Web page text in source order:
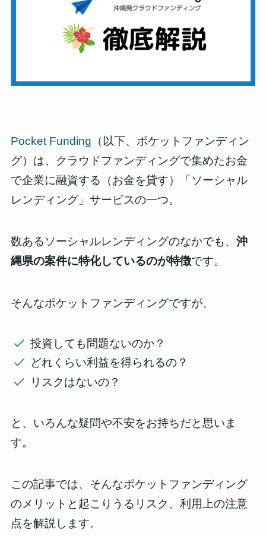
Pocket Funding （以下、ポケットファンディン
グ）は、クラウドファンディングで集めたお金
で企業に融資する（お金を貸す）「ソーシャル
レンディング」サービスの一つ。
数あるソーシャルレンディングのなかでも、 沖
縄県の案件に特化しているのが特徴です。
そんなポケットファンディングですが、
投資しても問題ないのか？
どれくらい利益を得られるの？
リスクはないの？
と、いろんな疑問や不安をお持ちだと思いま
す。
この記事では、そんなポケットファンディング
のメリットと起こりうるリスク、利用上の注意
点を解説します。